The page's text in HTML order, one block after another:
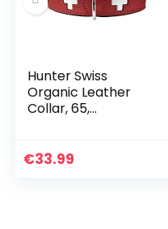
Hunter Swiss
Organic Leather
Collar, 65,
€33.99